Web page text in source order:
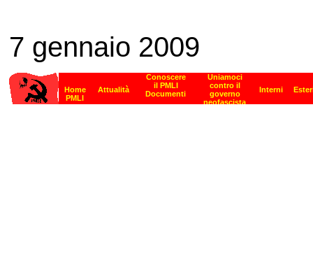
7 gennaio 2009